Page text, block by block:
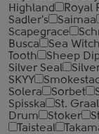
Highland
Royal
Sadler's
Saimaa
Scapegrace
Busca
Sea Witch
Tooth
Sheep
Silver Seal
SKYY
Solera
Sorbet
Spisska
St. Graal
Drum
Stoker
Taisteal